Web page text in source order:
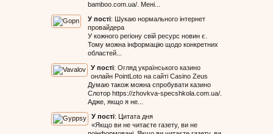
bamboo.com.ua/. Мені...
У пості: Шукаю нормального інтернет
провайдера
У кожного регіону свій ресурс новин є.
Тому можна інформацію щодо конкретних
областей...
У пості: Огляд українського казино
онлайн PointLoto на сайті Casino Zeus
Думаю також можна спробувати казино
Слотор https://zhovkva-specshkola.com.ua/.
Адже, якщо я не...
У пості: Цитата дня
«Якщо ви не читаєте газету, ви не